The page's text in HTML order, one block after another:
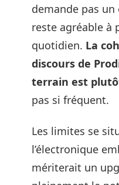
demande pas
reste agréable à
quotidien. La
discours de
terrain est
pas si fréquent.
Les limites se
l’électronique
mériterait un